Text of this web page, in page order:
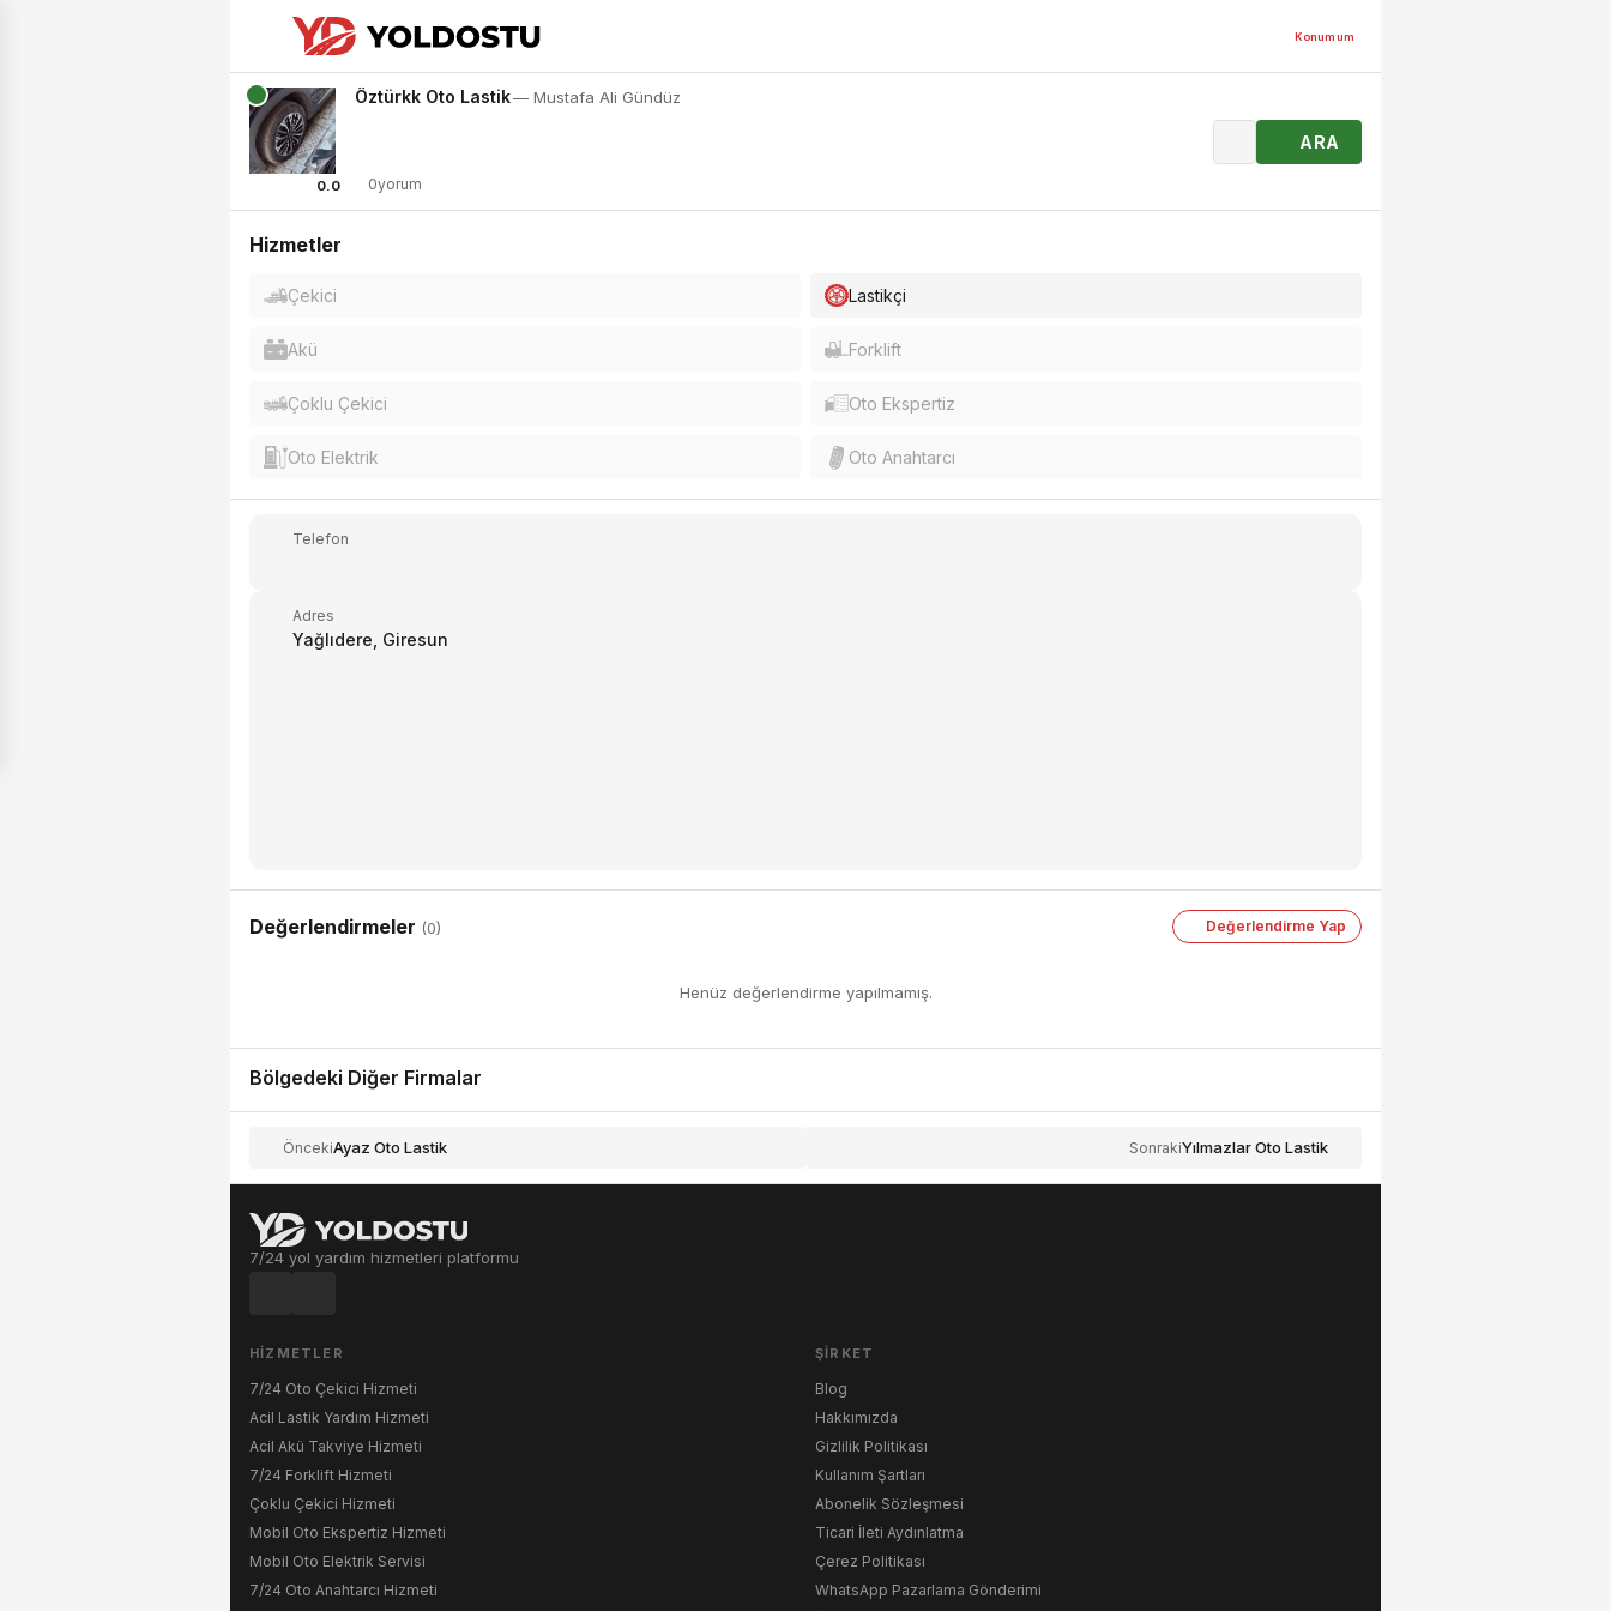
Konumum
0.0
Öztürkk Oto Lastik— Mustafa Ali Gündüz
0yorum
ARA
Hizmetler
Çekici Lastikçi
Akü Forklift
Çoklu Çekici Oto Ekspertiz
Oto Elektrik Oto Anahtarcı
Telefon
Adres
Yağlıdere, Giresun
Değerlendirmeler (0) Değerlendirme Yap
Henüz değerlendirme yapılmamış.
Bölgedeki Diğer Firmalar
ÖncekiAyaz Oto Lastik SonrakiYılmazlar Oto Lastik
7/24 yol yardım hizmetleri platformu
HIZMETLER
7/24 Oto Çekici Hizmeti
Acil Lastik Yardım Hizmeti
Acil Akü Takviye Hizmeti
7/24 Forklift Hizmeti
Çoklu Çekici Hizmeti
Mobil Oto Ekspertiz Hizmeti
Mobil Oto Elektrik Servisi
7/24 Oto Anahtarcı Hizmeti
ŞIRKET
Blog
Hakkımızda
Gizlilik Politikası
Kullanım Şartları
Abonelik Sözleşmesi
Ticari İleti Aydınlatma
Çerez Politikası
WhatsApp Pazarlama Gönderimi